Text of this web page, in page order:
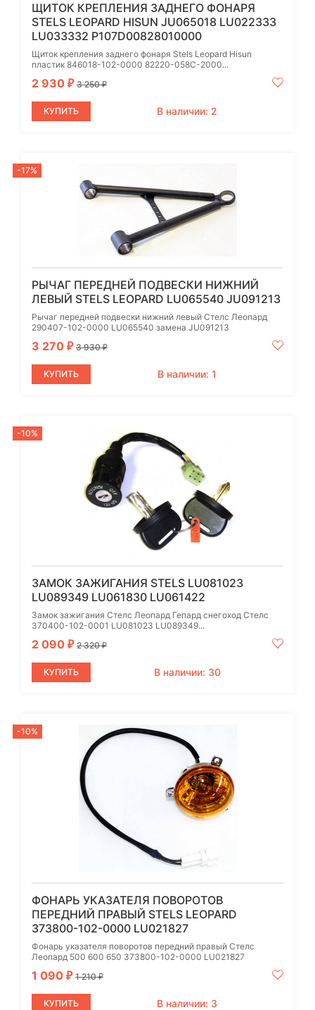
ЩИТОК КРЕПЛЕНИЯ ЗАДНЕГО ФОНАРЯ
STELS LEOPARD HISUN JU065018 LU022333
LU033332 P107D00828010000
Щиток крепления заднего фонаря Stels Leopard Hisun
пластик 846018-102-0000 82220-058C-2000...
2 930 ₽ 3 250₽
КУПИТЬ В наличии: 2
-17%
РЫЧАГ ПЕРЕДНЕЙ ПОДВЕСКИ НИЖНИЙ
ЛЕВЫЙ STELS LEOPARD LU065540 JU091213
Рычаг передней подвески нижний левый Стелс Леопард
290407-102-0000 LU065540 замена JU091213
3 270 ₽ 3 930₽
КУПИТЬ В наличии: 1
-10%
ЗАМОК ЗАЖИГАНИЯ STELS LU081023
LU089349 LU061830 LU061422
Замок зажигания Стелс Леопард Гепард снегоход Стелс
370400-102-0001 LU081023 LU089349...
2 090 ₽ 2 320₽
КУПИТЬ В наличии: 30
-10%
ФОНАРЬ УКАЗАТЕЛЯ ПОВОРОТОВ
ПЕРЕДНИЙ ПРАВЫЙ STELS LEOPARD
373800-102-0000 LU021827
Фонарь указателя поворотов передний правый Стелс
Леопард 500 600 650 373800-102-0000 LU021827
1 090 ₽ 1 210₽
КУПИТЬ В наличии: 3